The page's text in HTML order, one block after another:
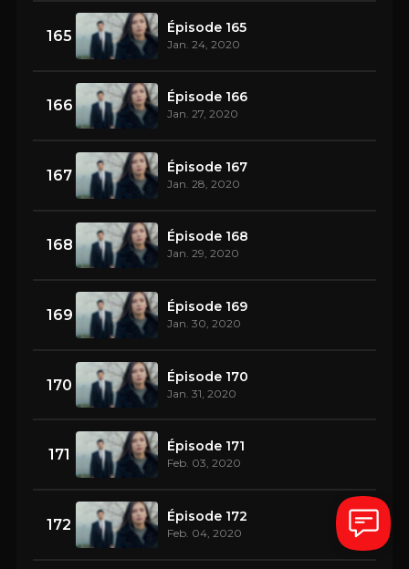
165 Épisode 165
Jan. 24, 2020
166 Épisode 166
Jan. 27, 2020
167 Épisode 167
Jan. 28, 2020
168 Épisode 168
Jan. 29, 2020
169 Épisode 169
Jan. 30, 2020
170 Épisode 170
Jan. 31, 2020
171 Épisode 171
Feb. 03, 2020
172 Épisode 172
Feb. 04, 2020